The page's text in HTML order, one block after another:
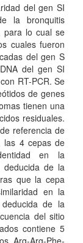
del gen SI
la bronquitis
para lo cual se
cuales fueron
del gen S
del gen SI
RT-PCR. Se
de genes
tienen una
residuales.
referencia de
las 4 cepas de
en la
de la
que la cepa
en la
de la
del sitio
contiene 5
Arg-Arg-Phe-